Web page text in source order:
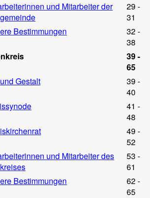
und Mitarbeiter der
29 -
31
Bestimmungen
32 -
38
39 -
65
Gestalt
39 -
40
41 -
48
49 -
52
und Mitarbeiter des
53 -
61
Bestimmungen
62 -
65